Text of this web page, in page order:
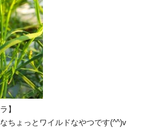
】
ちょっとワイルドなやつです(^^)v